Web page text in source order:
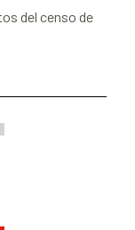
del censo de